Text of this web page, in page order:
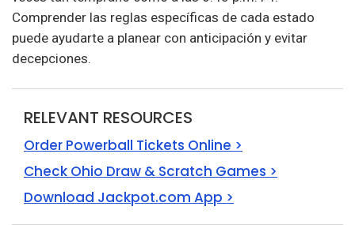
Comprender las reglas específicas de cada estado
puede ayudarte a planear con anticipación y evitar
decepciones.
RELEVANT RESOURCES
Order Powerball Tickets Online >
Check Ohio Draw & Scratch Games >
Download Jackpot.com App >